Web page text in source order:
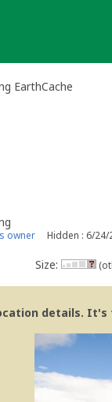
EarthCache
owner Hidden : 6/24/
Size:
details. It's